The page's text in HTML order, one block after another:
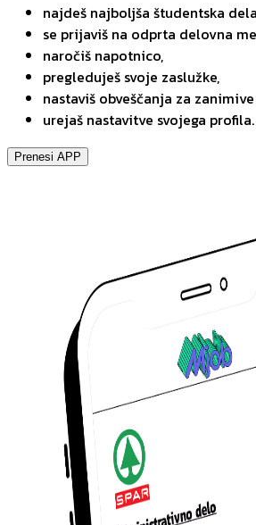
najdeš najboljša študentska
se prijaviš na odprta delovna
naročiš napotnico,
pregleduješ svoje zaslužke,
nastaviš obveščanja za
urejaš nastavitve svojega profila.
Prenesi APP